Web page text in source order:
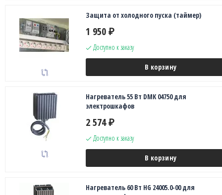
Защита от холодного пуска (таймер)
1 950 ₽
Доступно к заказу
В корзину
Нагреватель 55 Вт DMK 04750 для
электрошкафов
2 574 ₽
Доступно к заказу
В корзину
Нагреватель 60 Вт HG 24005.0-00 для